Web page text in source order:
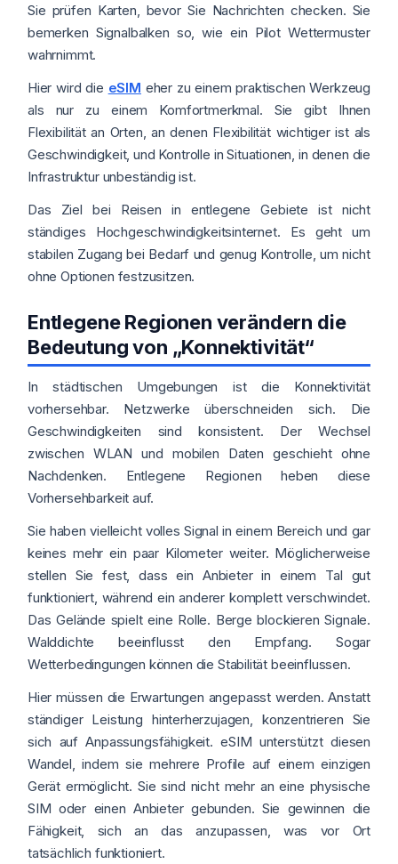
Sie prüfen Karten, bevor Sie Nachrichten checken. Sie
bemerken Signalbalken so, wie ein Pilot Wettermuster
wahrnimmt.
Hier wird die eSIM eher zu einem praktischen Werkzeug
als nur zu einem Komfortmerkmal. Sie gibt Ihnen
Flexibilität an Orten, an denen Flexibilität wichtiger ist als
Geschwindigkeit, und Kontrolle in Situationen, in denen die
Infrastruktur unbeständig ist.
Das Ziel bei Reisen in entlegene Gebiete ist nicht
ständiges Hochgeschwindigkeitsinternet. Es geht um
stabilen Zugang bei Bedarf und genug Kontrolle, um nicht
ohne Optionen festzusitzen.
Entlegene Regionen verändern die
Bedeutung von „Konnektivität“
In städtischen Umgebungen ist die Konnektivität
vorhersehbar. Netzwerke überschneiden sich. Die
Geschwindigkeiten sind konsistent. Der Wechsel
zwischen WLAN und mobilen Daten geschieht ohne
Nachdenken. Entlegene Regionen heben diese
Vorhersehbarkeit auf.
Sie haben vielleicht volles Signal in einem Bereich und gar
keines mehr ein paar Kilometer weiter. Möglicherweise
stellen Sie fest, dass ein Anbieter in einem Tal gut
funktioniert, während ein anderer komplett verschwindet.
Das Gelände spielt eine Rolle. Berge blockieren Signale.
Walddichte beeinflusst den Empfang. Sogar
Wetterbedingungen können die Stabilität beeinflussen.
Hier müssen die Erwartungen angepasst werden. Anstatt
ständiger Leistung hinterherzujagen, konzentrieren Sie
sich auf Anpassungsfähigkeit. eSIM unterstützt diesen
Wandel, indem sie mehrere Profile auf einem einzigen
Gerät ermöglicht. Sie sind nicht mehr an eine physische
SIM oder einen Anbieter gebunden. Sie gewinnen die
Fähigkeit, sich an das anzupassen, was vor Ort
tatsächlich funktioniert.